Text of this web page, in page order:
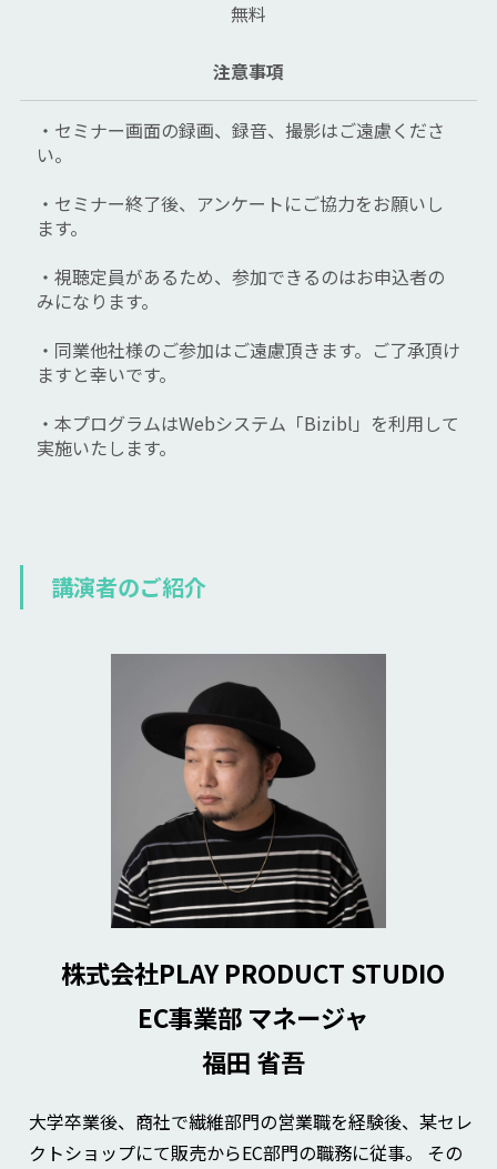
無料
注意事項
・セミナー画面の録画、録音、撮影はご遠慮くださ
い。
・セミナー終了後、アンケートにご協力をお願いし
ます。
・視聴定員があるため、参加できるのはお申込者の
みになります。
・同業他社様のご参加はご遠慮頂きます。ご了承頂け
ますと幸いです。
・本プログラムはWebシステム「Bizibl」を利用して
実施いたします。
講演者のご紹介
株式会社PLAY PRODUCT STUDIO
EC事業部 マネージャ
福田 省吾
大学卒業後、商社で繊維部門の営業職を経験後、某セレ
クトショップにて販売からEC部門の職務に従事。 その